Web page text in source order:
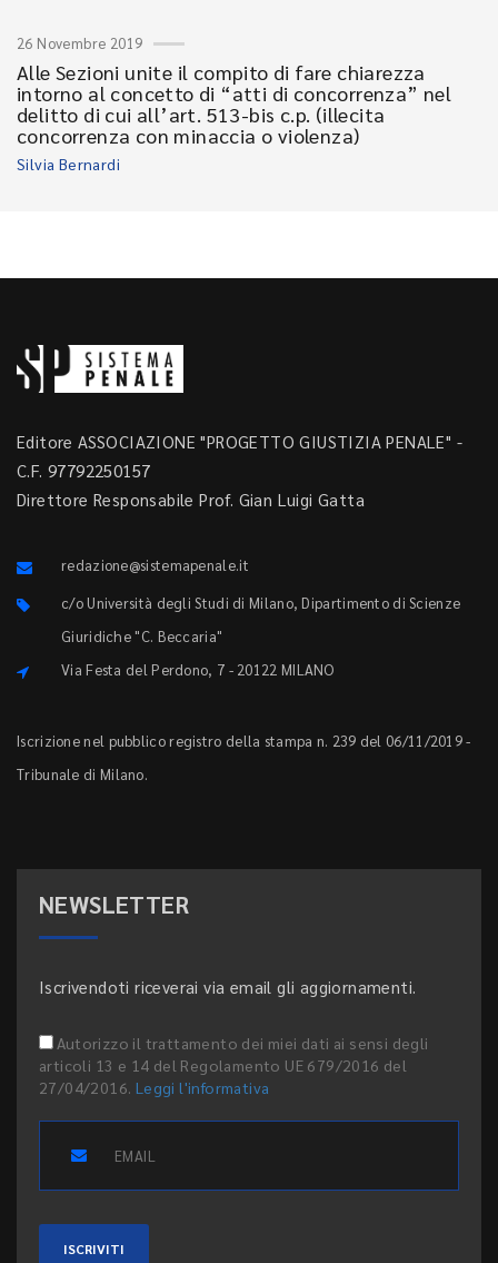
26 Novembre 2019
Alle Sezioni unite il compito di fare chiarezza
intorno al concetto di “atti di concorrenza” nel
delitto di cui all’art. 513-bis c.p. (illecita
concorrenza con minaccia o violenza)
Silvia Bernardi
Editore ASSOCIAZIONE "PROGETTO GIUSTIZIA PENALE" -
C.F. 97792250157
Direttore Responsabile Prof. Gian Luigi Gatta
redazione@sistemapenale.it
c/o Università degli Studi di Milano, Dipartimento di Scienze
Giuridiche "C. Beccaria"
Via Festa del Perdono, 7 - 20122 MILANO
Iscrizione nel pubblico registro della stampa n. 239 del 06/11/2019 -
Tribunale di Milano.
NEWSLETTER
Iscrivendoti riceverai via email gli aggiornamenti.
Autorizzo il trattamento dei miei dati ai sensi degli
articoli 13 e 14 del Regolamento UE 679/2016 del
27/04/2016. Leggi l'informativa
ISCRIVITI